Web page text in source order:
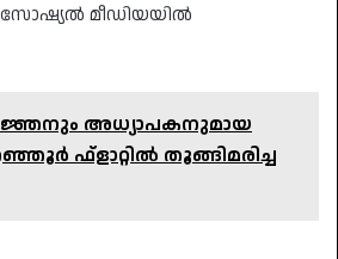
മീഡിയയില്‍
അധ്യാപകനുമായ
ഫ്‌ളാറ്റിൽ തൂങ്ങിമരിച്ച